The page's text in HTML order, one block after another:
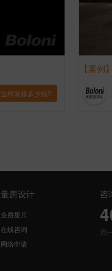
这样装修多少钱?
【案例
量房设计
免费量尺
在线咨询
网络申请
咨
周